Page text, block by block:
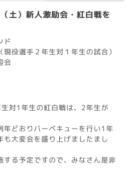
土）新人激励会・紅白戦を
ド
役選手２年生対１年生の試合）
会
対1年生の紅白戦は、2年生が
年どおりバーベキューを行い1年
も大変会を盛り上げましたまし
する予定ですので、みなさん是非